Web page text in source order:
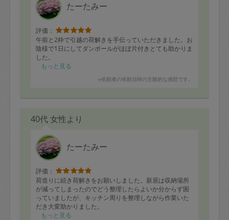
たーたみー
評価：
午前と2枠で引越の荷解きを手伝っていただきました。お
陰様で1日にしてダンボールがほぼ片付きとても助かりま
した。
もっと見る
※依頼者の依頼当時の主観的な感想です。
40代 女性より
たーたみー
評価：
荷造りに続き荷解きをお願いしました。新居は収納場所
が減ってしまったのでどう整理したらよいか分からず困
っていましたが、キッチン周りを整理しながら作業いた
だき大変助かりました。
もっと見る